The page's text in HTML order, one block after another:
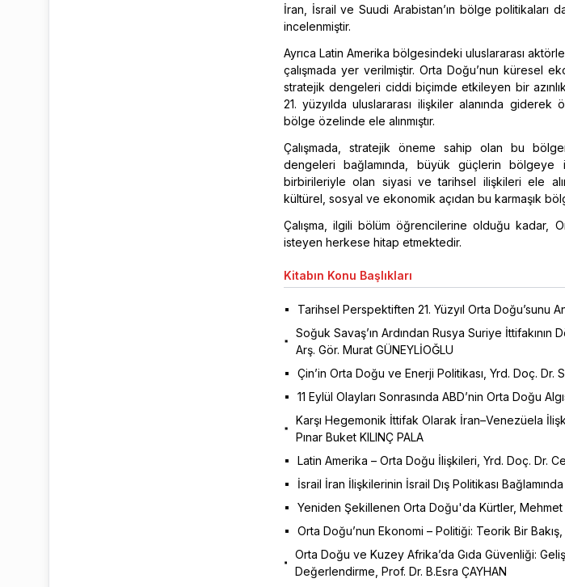
İran, İsrail ve Suudi Arabistan’ın bölge politikaları
incelenmiştir.
Ayrıca Latin Amerika bölgesindeki uluslararası
çalışmada yer verilmiştir. Orta Doğu’nun küresel
stratejik dengeleri ciddi biçimde etkileyen bir
21. yüzyılda uluslararası ilişkiler alanında
bölge özelinde ele alınmıştır.
Çalışmada, stratejik öneme sahip olan bu
dengeleri bağlamında, büyük güçlerin bölgeye
birbirileriyle olan siyasi ve tarihsel ilişkileri ele
kültürel, sosyal ve ekonomik açıdan bu karmaşık
Çalışma, ilgili bölüm öğrencilerine olduğu kadar,
isteyen herkese hitap etmektedir.
Kitabın Konu Başlıkları
Tarihsel Perspektiften 21. Yüzyıl Orta Doğu’sunu
Soğuk Savaş’ın Ardından Rusya Suriye
Arş. Gör. Murat GÜNEYLİOĞLU
Çin’in Orta Doğu ve Enerji Politikası, Yrd. Doç. Dr.
11 Eylül Olayları Sonrasında ABD’nin Orta Doğu
Karşı Hegemonik İttifak Olarak İran–Venezüela
Pınar Buket KILINÇ PALA
Latin Amerika – Orta Doğu İlişkileri, Yrd. Doç. Dr.
İsrail İran İlişkilerinin İsrail Dış Politikası
Yeniden Şekillenen Orta Doğu'da Kürtler, Mehmet
Orta Doğu’nun Ekonomi – Politiği: Teorik Bir
Orta Doğu ve Kuzey Afrika’da Gıda Güvenliği:
Değerlendirme, Prof. Dr. B.Esra ÇAYHAN